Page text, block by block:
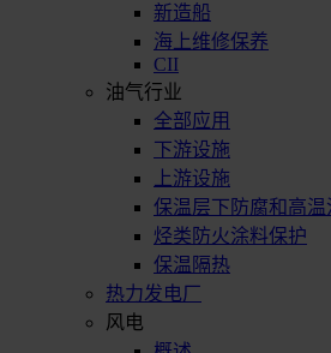
新造船
海上维修保养
CII
油气行业
全部应用
下游设施
上游设施
保温层下防腐和高温
烃类防火涂料保护
保温隔热
热力发电厂
风电